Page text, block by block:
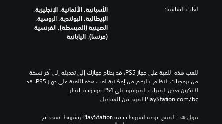
لغات الشاشة:
الأسبانية, الألمانية, الإنجليزية,
الإيطالية, البولندية, الروسية,
الصينية (المبسطة), الفرنسية
(فرنسا), اليابانية
‎PlayStation.com/bc لمزيد من التفاصيل.